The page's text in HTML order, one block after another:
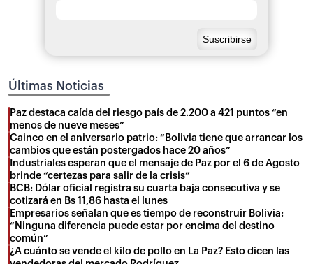
Últimas Noticias
Paz destaca caída del riesgo país de 2.200 a 421 puntos “en
menos de nueve meses”
Cainco en el aniversario patrio: “Bolivia tiene que arrancar los
cambios que están postergados hace 20 años”
Industriales esperan que el mensaje de Paz por el 6 de Agosto
brinde “certezas para salir de la crisis”
BCB: Dólar oficial registra su cuarta baja consecutiva y se
cotizará en Bs 11,86 hasta el lunes
Empresarios señalan que es tiempo de reconstruir Bolivia:
“Ninguna diferencia puede estar por encima del destino
común”
¿A cuánto se vende el kilo de pollo en La Paz? Esto dicen las